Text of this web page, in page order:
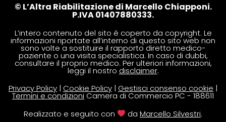
© L’Altra Riabilitazione di Marcello Chiapponi.
P.IVA 01407880333.
L’intero contenuto del sito è coperto da copyright. Le
informazioni riportate all’interno di questo sito web non
sono volte a sostituire il rapporto diretto medico-
paziente o una visita specialistica. In caso di dubbi,
consultare il proprio medico. Per ulteriori informazioni,
leggi il nostro disclaimer.
Privacy Policy | Cookie Policy | Gestisci consenso cookie |
Termini e condizioniCamera di Commercio PC - 188611
Realizzato e seguito con
daMarcello Silvestri.